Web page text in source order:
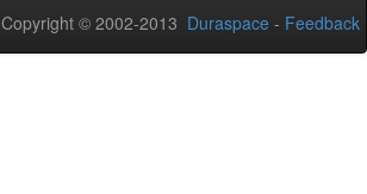
Copyright © 2002-2013 Duraspace - Feedback